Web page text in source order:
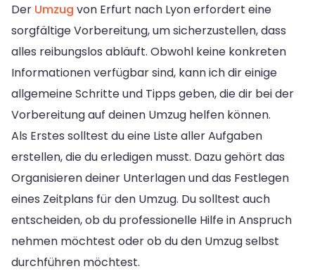
Der Umzug von Erfurt nach Lyon erfordert eine
sorgfältige Vorbereitung, um sicherzustellen, dass
alles reibungslos abläuft. Obwohl keine konkreten
Informationen verfügbar sind, kann ich dir einige
allgemeine Schritte und Tipps geben, die dir bei der
Vorbereitung auf deinen Umzug helfen können.
Als Erstes solltest du eine Liste aller Aufgaben
erstellen, die du erledigen musst. Dazu gehört das
Organisieren deiner Unterlagen und das Festlegen
eines Zeitplans für den Umzug. Du solltest auch
entscheiden, ob du professionelle Hilfe in Anspruch
nehmen möchtest oder ob du den Umzug selbst
durchführen möchtest.